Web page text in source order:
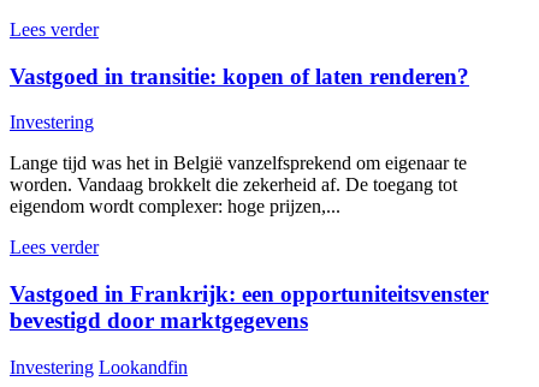
Lees verder
Vastgoed in transitie: kopen of laten renderen?
Investering
Lange tijd was het in België vanzelfsprekend om eigenaar te
worden. Vandaag brokkelt die zekerheid af. De toegang tot
eigendom wordt complexer: hoge prijzen,...
Lees verder
Vastgoed in Frankrijk: een opportuniteitsvenster
bevestigd door marktgegevens
Investering Lookandfin